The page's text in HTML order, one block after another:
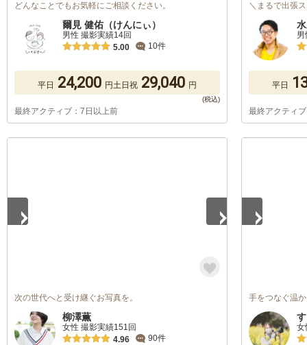
どんなことでもお気軽にご相談ください。
爾見 健佑（けんにぃ）
男性 撮影実績14回
5.00
10件
平日 24,200 円土日祝 29,040 円
最終アクティブ：7日以上前
＼まるで出張
平日
最終アクティ
次の世代へと受け継ぐお写真を。
柳澤薫
女性 撮影実績151回
4.96
90件
手をつなぐ温
女